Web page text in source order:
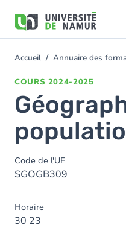
contenu
You
Accueil Annuaire des
COURS 2024-2025
Code de l'UE
SGOGB309
Horaire
30 23